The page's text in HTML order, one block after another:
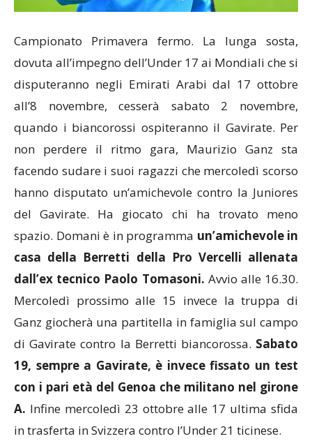
Campionato Primavera fermo. La lunga sosta,
dovuta all’impegno dell’Under 17 ai Mondiali che si
disputeranno negli Emirati Arabi dal 17 ottobre
all’8 novembre, cesserà sabato 2 novembre,
quando i biancorossi ospiteranno il Gavirate. Per
non perdere il ritmo gara, Maurizio Ganz sta
facendo sudare i suoi ragazzi che mercoledì scorso
hanno disputato un’amichevole contro la Juniores
del Gavirate. Ha giocato chi ha trovato meno
spazio. Domani è in programma un’amichevole in
casa della Berretti della Pro Vercelli allenata
dall’ex tecnico Paolo Tomasoni. Avvio alle 16.30.
Mercoledì prossimo alle 15 invece la truppa di
Ganz giocherà una partitella in famiglia sul campo
di Gavirate contro la Berretti biancorossa. Sabato
19, sempre a Gavirate, è invece fissato un test
con i pari età del Genoa che militano nel girone
A. Infine mercoledì 23 ottobre alle 17 ultima sfida
in trasferta in Svizzera contro l’Under 21 ticinese.